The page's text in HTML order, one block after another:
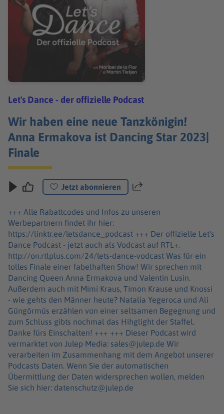
Let's Dance - der offizielle Podcast
Wir haben eine neue Tanzkönigin!
Anna Ermakova ist Dancing Star 2023|
Finale
Jetzt abonnieren Teilen
+++ Alle Rabattcodes und Infos zu unseren
Werbepartnern findet ihr hier:
https://linktr.ee/letsdance_podcast +++ Der offizielle Let's
Dance Podcast - jetzt auch als Vodcast auf RTL+.
http://on.rtlplus.com/24/lets-dance-vodcast Was für ein
tolles Finale einer fabelhaften Show! Wir sprechen mit
Dancing Queen Anna Ermakova und Valentin Lusin.
Außerdem auch mit Mimi Kraus, Timon Krause und Knossi
- wie gehts den Männer heute? Natalia Yegeroca und Ali
Güngörmüs erzählen von einer seltsamen Begegnung und
zum Schluss gibts nochmal das Hihglight der Staffel.
Danke fürs Einschalten! +++ +++ Dieser Podcast wird
vermarktet von Julep Media: sales@julep.de Wir
verarbeiten im Zusammenhang mit dem Angebot unserer
Podcasts Daten. Wenn Sie der automatischen
Übermittlung der Daten widersprechen wollen, melden
Sie sich hier: datenschutz@julep.de